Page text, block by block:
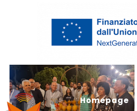
Homepage
Categories Tags